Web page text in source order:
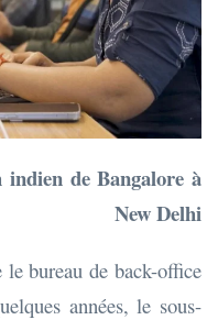
indien de Bangalore à
New Delhi
bureau de back-office
années, le sous-